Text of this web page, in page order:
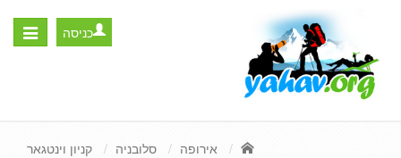
Toggle
כניסה
אירופה סלובניה קניון וינטגאר